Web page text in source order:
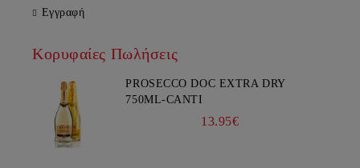
Εγγραφή
Κορυφαίες Πωλήσεις
PROSECCO DOC EXTRA DRY
750ML-CANTI
13.95€